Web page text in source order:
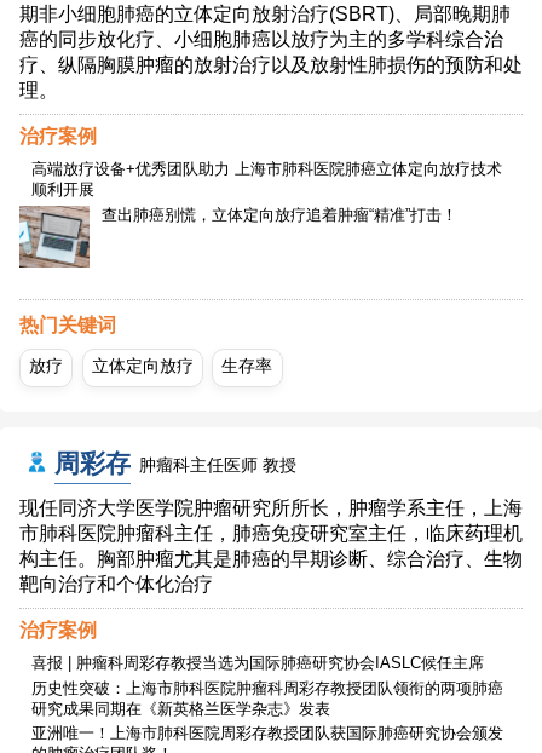
期非小细胞肺癌的立体定向放射治疗(SBRT)、局部晚期肺
癌的同步放化疗、小细胞肺癌以放疗为主的多学科综合治
疗、纵隔胸膜肿瘤的放射治疗以及放射性肺损伤的预防和处
理。
治疗案例
高端放疗设备+优秀团队助力 上海市肺科医院肺癌立体定向放疗技术
顺利开展
查出肺癌别慌，立体定向放疗追着肿瘤“精准”打击！
热门关键词
放疗 立体定向放疗 生存率
周彩存 肿瘤科主任医师 教授
现任同济大学医学院肿瘤研究所所长，肿瘤学系主任，上海
市肺科医院肿瘤科主任，肺癌免疫研究室主任，临床药理机
构主任。胸部肿瘤尤其是肺癌的早期诊断、综合治疗、生物
靶向治疗和个体化治疗
治疗案例
喜报 | 肿瘤科周彩存教授当选为国际肺癌研究协会IASLC候任主席
历史性突破：上海市肺科医院肿瘤科周彩存教授团队领衔的两项肺癌
研究成果同期在《新英格兰医学杂志》发表
亚洲唯一！上海市肺科医院周彩存教授团队获国际肺癌研究协会颁发